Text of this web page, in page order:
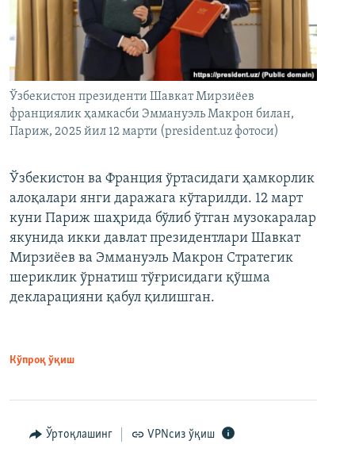
Ўзбекистон президенти Шавкат Мирзиёев
франциялик ҳамкасби Эммануэль Макрон билан,
Париж, 2025 йил 12 марти (president.uz фотоси)
Ўзбекистон ва Франция ўртасидаги ҳамкорлик
алоқалари янги даражага кўтарилди. 12 март
куни Париж шаҳрида бўлиб ўтган музокаралар
якунида икки давлат президентлари Шавкат
Мирзиёев ва Эммануэль Макрон Стратегик
шериклик ўрнатиш тўғрисидаги қўшма
декларацияни қабул қилишган.
Кўпроқ ўқиш
Ўртоқлашинг VPNсиз ўқиш